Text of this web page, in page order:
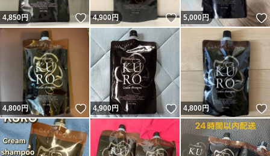
4,850円 いいね！
4,900円 いいね！
5,000円
4,800円 いいね！
4,900円 いいね！
4,800円